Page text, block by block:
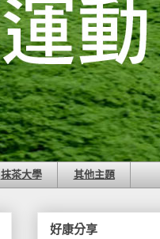
抹茶大學 其他主題
好康分享